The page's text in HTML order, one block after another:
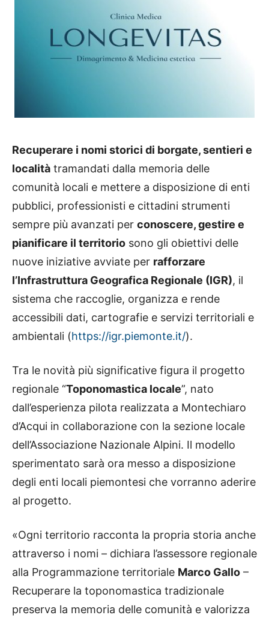
Recuperare i nomi storici di borgate, sentieri e
località tramandati dalla memoria delle
comunità locali e mettere a disposizione di enti
pubblici, professionisti e cittadini strumenti
sempre più avanzati per conoscere, gestire e
pianificare il territorio sono gli obiettivi delle
nuove iniziative avviate per rafforzare
l’Infrastruttura Geografica Regionale (IGR), il
sistema che raccoglie, organizza e rende
accessibili dati, cartografie e servizi territoriali e
ambientali (https://igr.piemonte.it/).
Tra le novità più significative figura il progetto
regionale “Toponomastica locale”, nato
dall’esperienza pilota realizzata a Montechiaro
d’Acqui in collaborazione con la sezione locale
dell’Associazione Nazionale Alpini. Il modello
sperimentato sarà ora messo a disposizione
degli enti locali piemontesi che vorranno aderire
al progetto.
«Ogni territorio racconta la propria storia anche
attraverso i nomi – dichiara l’assessore regionale
alla Programmazione territoriale Marco Gallo –
Recuperare la toponomastica tradizionale
preserva la memoria delle comunità e valorizza